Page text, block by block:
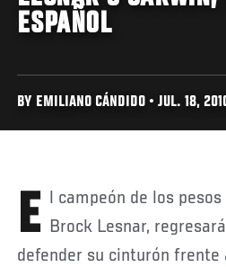
ESPAÑOL
BY EMILIANO CÁNDIDO • JUL. 18,
El campeón de los pesos pesados de UFC, Brock Lesnar,
defender su cinturón frente